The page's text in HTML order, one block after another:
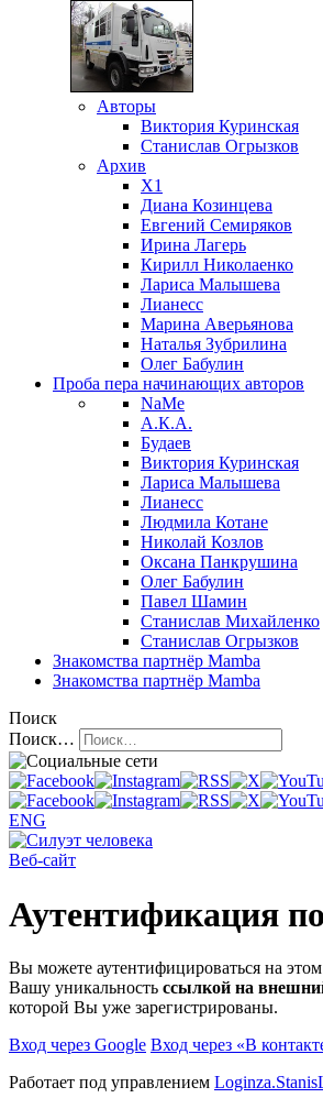
Авторы
Виктория Куринская
Станислав Огрызков
Архив
X1
Диана Козинцева
Евгений Семиряков
Ирина Лагерь
Кирилл Николаенко
Лариса Малышева
Лианесс
Марина Аверьянова
Наталья Зубрилина
Олег Бабулин
Проба пера начинающих авторов
NaMe
А.К.А.
Будаев
Виктория Куринская
Лариса Малышева
Лианесс
Людмила Котане
Николай Козлов
Оксана Панкрушина
Олег Бабулин
Павел Шамин
Станислав Михайленко
Станислав Огрызков
Знакомства партнёр Mamba
Знакомства партнёр Mamba
Поиск
Поиск…
ENG
Веб-сайт
Аутентификация
Вы можете аутентифицироваться на
Вашу уникальность ссылкой на
которой Вы уже зарегистрированы.
Вход через Google Вход через «В
Работает под управлением